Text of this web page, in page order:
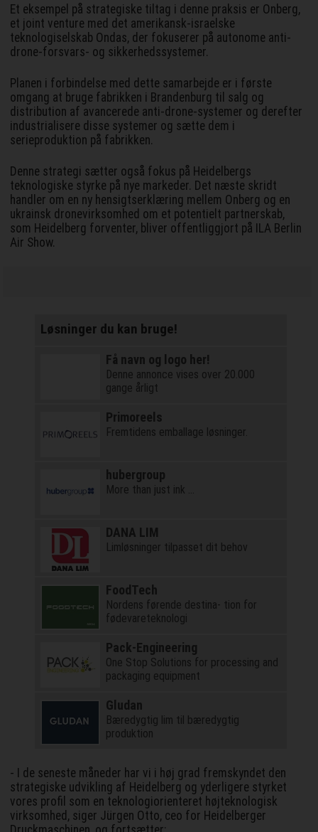
Et eksempel på strategiske tiltag i denne praksis er Onberg,
et joint venture med det amerikansk-israelske
teknologiselskab Ondas, der fokuserer på autonome anti-
drone-forsvars- og sikkerhedssystemer.
Planen i forbindelse med dette samarbejde er i første
omgang at bruge fabrikken i Brandenburg til salg og
distribution af avancerede anti-drone-systemer og derefter
industrialisere disse systemer og sætte dem i
serieproduktion på fabrikken.
Denne strategi sætter også fokus på Heidelbergs
teknologiske styrke på nye markeder. Det næste skridt
handler om en ny hensigtserklæring mellem Onberg og en
ukrainsk dronevirksomhed om et potentielt partnerskab,
som Heidelberg forventer, bliver offentliggjort på ILA Berlin
Air Show.
Løsninger du kan bruge!
Få navn og logo her!
Denne annonce vises over 20.000
gange årligt
Primoreels
Fremtidens emballage løsninger.
hubergroup
More than just ink …
DANA LIM
Limløsninger tilpasset dit behov
FoodTech
Nordens førende destina- tion for
fødevareteknologi
Pack-Engineering
One Stop Solutions for processing and
packaging equipment
Gludan
Bæredygtig lim til bæredygtig
produktion
- I de seneste måneder har vi i høj grad fremskyndet den
strategiske udvikling af Heidelberg og yderligere styrket
vores profil som en teknologiorienteret højteknologisk
virksomhed, siger Jürgen Otto, ceo for Heidelberger